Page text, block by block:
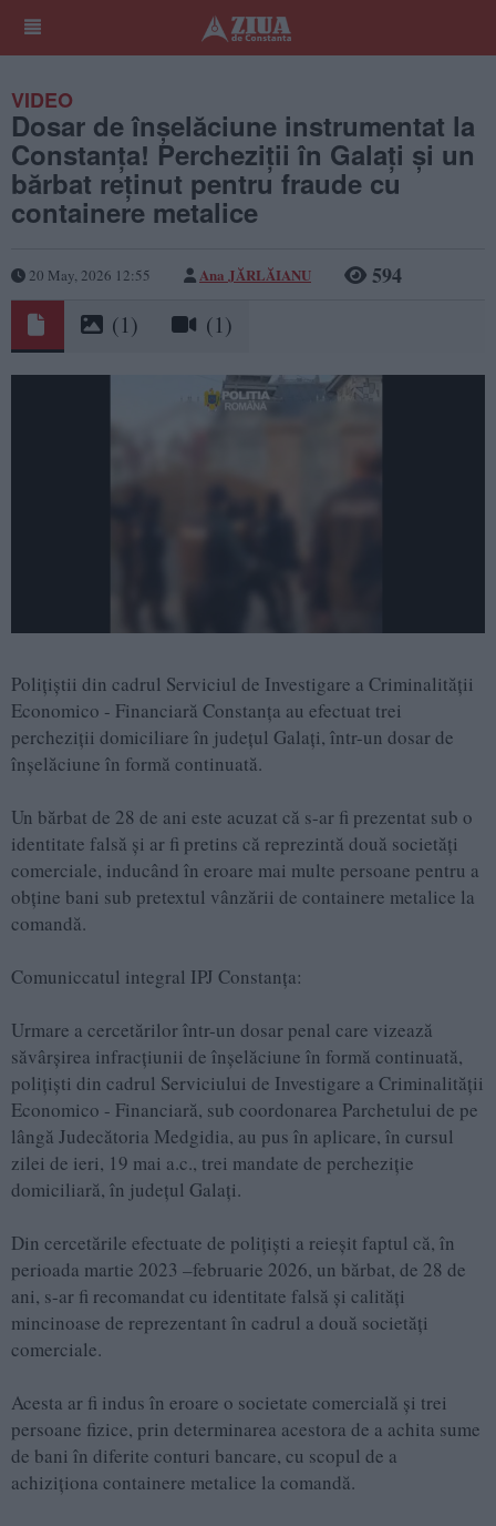
VIDEO
Dosar de înșelăciune instrumentat la
Constanța! Percheziții în Galați și un
bărbat reținut pentru fraude cu
containere metalice
20 May, 2026 12:55 Ana JĂRLĂIANU 594
(1) (1)
Polițiștii din cadrul Serviciul de Investigare a Criminalității
Economico - Financiară Constanța au efectuat trei
percheziții domiciliare în județul Galați, într-un dosar de
înșelăciune în formă continuată.
Un bărbat de 28 de ani este acuzat că s-ar fi prezentat sub o
identitate falsă și ar fi pretins că reprezintă două societăți
comerciale, inducând în eroare mai multe persoane pentru a
obține bani sub pretextul vânzării de containere metalice la
comandă.
Comuniccatul integral IPJ Constanța:
Urmare a cercetărilor într-un dosar penal care vizează
săvârșirea infracțiunii de înșelăciune în formă continuată,
polițiști din cadrul Serviciului de Investigare a Criminalității
Economico - Financiară, sub coordonarea Parchetului de pe
lângă Judecătoria Medgidia, au pus în aplicare, în cursul
zilei de ieri, 19 mai a.c., trei mandate de percheziție
domiciliară, în județul Galați.
Din cercetările efectuate de polițiști a reieșit faptul că, în
perioada martie 2023 –februarie 2026, un bărbat, de 28 de
ani, s-ar fi recomandat cu identitate falsă și calități
mincinoase de reprezentant în cadrul a două societăți
comerciale.
Acesta ar fi indus în eroare o societate comercială și trei
persoane fizice, prin determinarea acestora de a achita sume
de bani în diferite conturi bancare, cu scopul de a
achiziționa containere metalice la comandă.